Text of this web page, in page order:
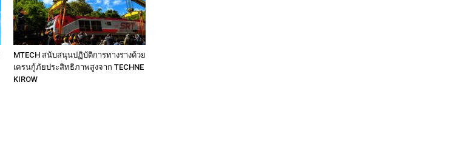
MTECH สนับสนุนปฏิบัติการทางรางด้วย
เครนกู้ภัยประสิทธิภาพสูงจาก TECHNE
KIROW